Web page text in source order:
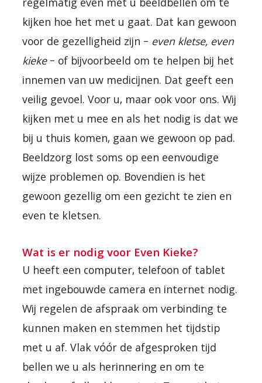
regelmatig even met u beeldbellen om te
kijken hoe het met u gaat. Dat kan gewoon
voor de gezelligheid zijn – even kletse, even
kieke– of bijvoorbeeld om te helpen bij het
innemen van uw medicijnen. Dat geeft een
veilig gevoel. Voor u, maar ook voor ons. Wij
kijken met u mee en als het nodig is dat we
bij u thuis komen, gaan we gewoon op pad.
Beeldzorg lost soms op een eenvoudige
wijze problemen op. Bovendien is het
gewoon gezellig om een gezicht te zien en
even te kletsen.
Wat is er nodig voor Even Kieke?
U heeft een computer, telefoon of tablet
met ingebouwde camera en internet nodig.
Wij regelen de afspraak om verbinding te
kunnen maken en stemmen het tijdstip
met u af. Vlak vóór de afgesproken tijd
bellen we u als herinnering en om te